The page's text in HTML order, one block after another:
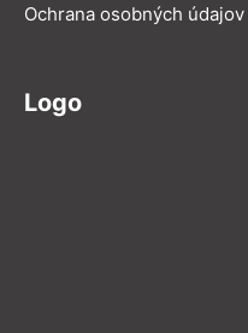
Ochrana osobných údajov
Logo